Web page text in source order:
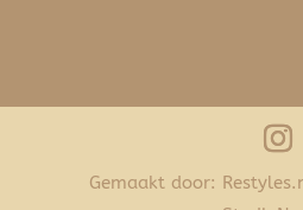
Gemaakt door: